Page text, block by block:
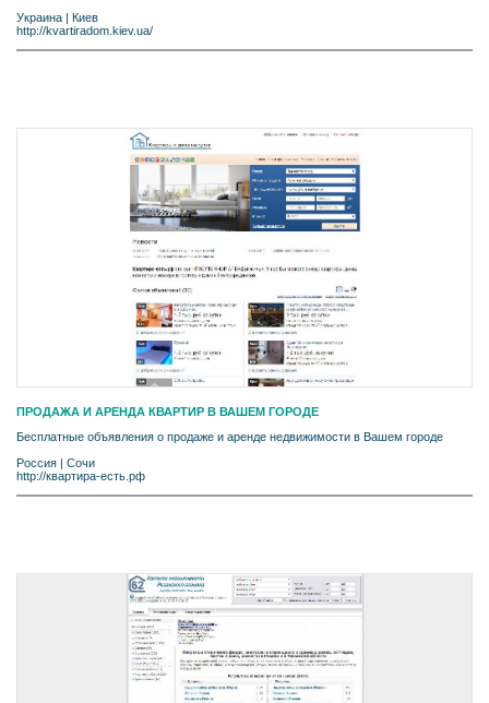
Украина | Киев
http://kvartiradom.kiev.ua/
ПРОДАЖА И АРЕНДА КВАРТИР В ВАШЕМ ГОРОДЕ
Бесплатные объявления о продаже и аренде недвижимости в Вашем городе
Россия
Сочи
http://квартира-есть.рф